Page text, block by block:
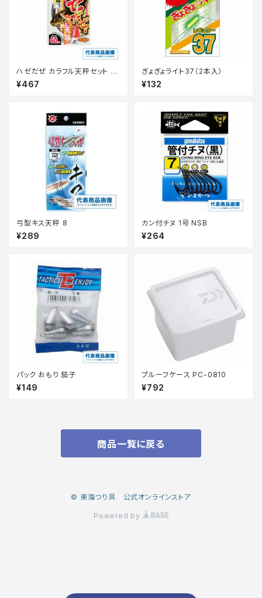
ハゼだぜ カラフル天秤セット H
A110ー6ー0.8
¥467
ぎょぎょライト37（2本入）
¥132
弓型キス天秤 8
¥289
カン付チヌ 1号 NSB
¥264
パック おもり 茄子
¥149
プルーフケース PC-0810
¥792
商品一覧に戻る
© 東海つり具 公式オンラインストア
Powered by